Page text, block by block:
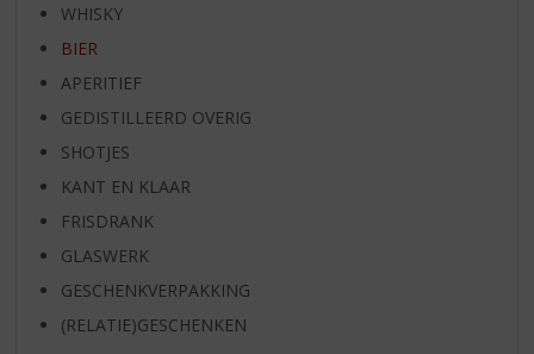
WHISKY
BIER
APERITIEF
GEDISTILLEERD OVERIG
SHOTJES
KANT EN KLAAR
FRISDRANK
GLASWERK
GESCHENKVERPAKKING
(RELATIE)GESCHENKEN